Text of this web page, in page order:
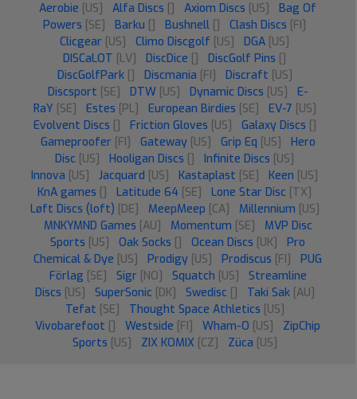
Aerobie [US] Alfa Discs Axiom Discs [US]
Bag Of
Powers [SE] Barku Bushnell Clash Discs [FI]
Clicgear [US] Climo Discgolf [US] DGA [US]
DISCaLOT [LV] DiscDice DiscGolf Pins
DiscGolfPark
Discmania [FI] Discraft [US]
Discsport [SE] DTW [US] Dynamic Discs [US]
E-
RaY [SE] Estes [PL] European Birdies [SE] EV-7 [US]
Evolvent Discs
Friction Gloves [US] Galaxy Discs
Gameproofer [FI] Gateway [US] Grip Eq [US]
Hero
Disc [US] Hooligan Discs Infinite Discs [US]
Innova [US] Jacquard [US] Kastaplast [SE] Keen [US]
KnA games
Latitude 64 [SE] Lone Star Disc [TX]
Løft Discs (loft) [DE] MeepMeep [CA] Millennium [US]
MNKYMND Games [AU] Momentum [SE]
MVP Disc
Sports [US] Oak Socks Ocean Discs [UK]
Pro
Chemical & Dye [US] Prodigy [US] Prodiscus [FI]
PUG
Förlag [SE] Sigr [NO] Squatch [US]
Streamline
Discs [US] SuperSonic [DK] Swedisc Taki Sak [AU]
Tefat [SE] Thought Space Athletics [US]
Vivobarefoot
Westside [FI] Wham-O [US]
ZipChip
Sports [US] ZIX KOMIX [CZ] Züca [US]